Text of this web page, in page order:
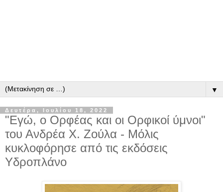
▼
Δευτέρα, Ιουλίου 18, 2022
"Εγώ, ο Ορφέας και οι Ορφικοί ύμνοι"
του Ανδρέα Χ. Ζούλα - Μόλις
κυκλοφόρησε από τις εκδόσεις
Υδροπλάνο